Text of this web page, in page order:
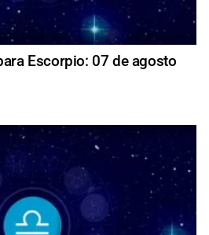
Escorpio: 07 de agosto